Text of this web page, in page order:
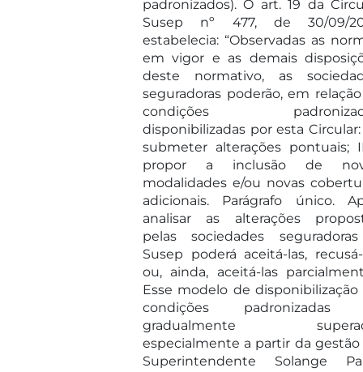
padronizados). O art. 19 da
Susep nº 477, de 30/09/
estabelecia: “Observadas as
em vigor e as demais
deste normativo, as
seguradoras poderão, em
condições
disponibilizadas por esta Circular:
submeter alterações pontuais;
propor a inclusão de
modalidades e/ou novas
adicionais. Parágrafo único.
analisar as alterações
pelas sociedades
Susep poderá aceitá-las,
ou, ainda, aceitá-las
Esse modelo de disponibilização
condições padronizadas
gradualmente
especialmente a partir da gestão
Superintendente Solange